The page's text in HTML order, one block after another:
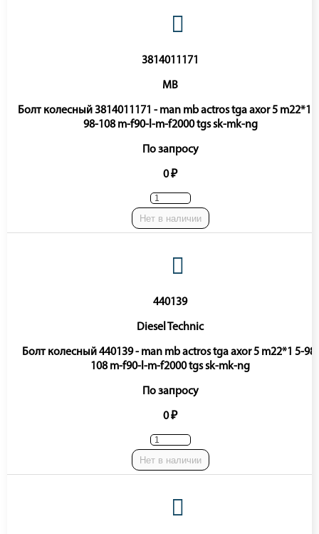
3814011171
MB
Болт колесный 3814011171 - man mb actros tga axor 5 m22*1
98-108 m-f90-l-m-f2000 tgs sk-mk-ng
По запросу
0 ₽
Нет в наличии
440139
Diesel Technic
Болт колесный 440139 - man mb actros tga axor 5 m22*1 5-98-
108 m-f90-l-m-f2000 tgs sk-mk-ng
По запросу
0 ₽
Нет в наличии